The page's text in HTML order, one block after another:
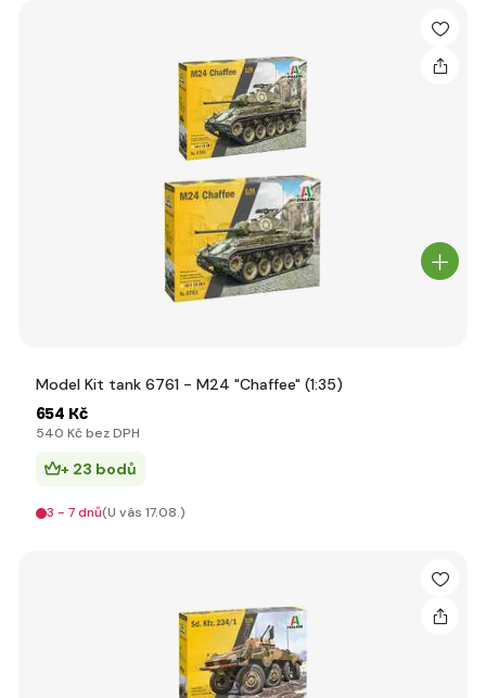
Model Kit tank 6761 - M24 "Chaffee" (1:35)
654 Kč
540 Kč bez DPH
+ 23 bodů
3 - 7 dnů(U vás 17.08.)